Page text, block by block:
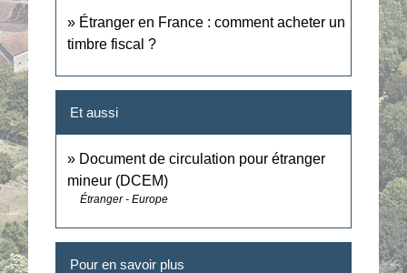
Étranger en France : comment acheter un
timbre fiscal ?
Et aussi
Document de circulation pour étranger
mineur (DCEM)
Étranger - Europe
Pour en savoir plus